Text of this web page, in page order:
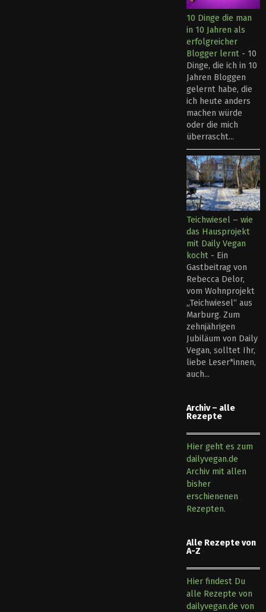
10 Dinge die man
in 10 Jahren als
erfolgreicher
Blogger lernt - 10
Dinge, die ich in 10
Jahren Bloggen
gelernt habe, die
ich heute anders
machen würde
oder die mich
überrascht...
Teichwiesel – wie
das Hausprojekt
mit Daily Vegan
kocht - Ein
Gastbeitrag von
Rebecca Delor,
vom Wohnprojekt
„Teichwiesel“ aus
Marburg. Zum
zehnjährigen
Jubiläum von Daily
Vegan, solltet Ihr,
liebe Leser*innen,
auch...
Archiv – alle
Rezepte
Hier geht es zum
dailyvegan.de
Archiv mit allen
bisher
erschienenen
Rezepten.
Alle Rezepte von
A-Z
Hier findest Du
alle Rezepte von
dailyvegan.de von